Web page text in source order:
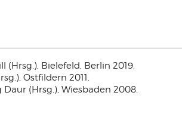
(Hrsg.), Bielefeld, Berlin 2019.
Ostfildern 2011.
Daur (Hrsg.), Wiesbaden 2008.